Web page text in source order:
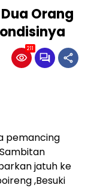
Orang
211
pemancing
jatuh ke
,Besuki